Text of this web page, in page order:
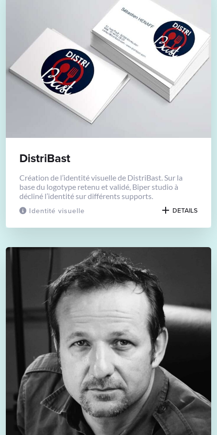
Identité visuelle
DistriBast
Création de l’identité visuelle de DistriBast. Sur la
base du logotype retenu et validé, Biper studio à
décliné l’identité sur différents supports.
DETAILS